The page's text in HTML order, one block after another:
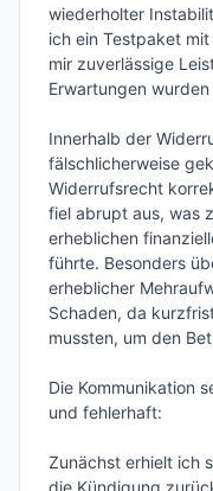
wiederholter
ich ein Testpaket
mir zuverlässige
Erwartungen
Innerhalb der
fälschlicherweise
Widerrufsrecht
fiel abrupt aus, was
erheblichen
führte. Besonders
erheblicher
Schaden, da
mussten, um den
Die Kommunikation
und fehlerhaft:
Zunächst erhielt ich
die Kündigung